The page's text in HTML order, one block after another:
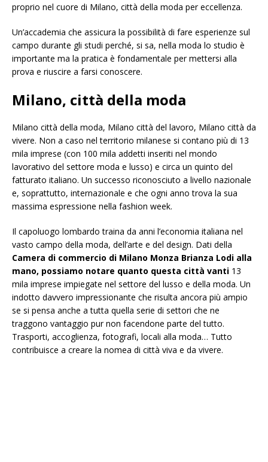
proprio nel cuore di Milano, città della moda per eccellenza.
Un’accademia che assicura la possibilità di fare esperienze sul
campo durante gli studi perché, si sa, nella moda lo studio è
importante ma la pratica è fondamentale per mettersi alla
prova e riuscire a farsi conoscere.
Milano, città della moda
Milano città della moda, Milano città del lavoro, Milano città da
vivere. Non a caso nel territorio milanese si contano più di 13
mila imprese (con 100 mila addetti inseriti nel mondo
lavorativo del settore moda e lusso) e circa un quinto del
fatturato italiano. Un successo riconosciuto a livello nazionale
e, soprattutto, internazionale e che ogni anno trova la sua
massima espressione nella fashion week.
Il capoluogo lombardo traina da anni l’economia italiana nel
vasto campo della moda, dell’arte e del design. Dati della
Camera di commercio di Milano Monza Brianza Lodi alla
mano, possiamo notare quanto questa città vanti 13
mila imprese impiegate nel settore del lusso e della moda. Un
indotto davvero impressionante che risulta ancora più ampio
se si pensa anche a tutta quella serie di settori che ne
traggono vantaggio pur non facendone parte del tutto.
Trasporti, accoglienza, fotografi, locali alla moda… Tutto
contribuisce a creare la nomea di città viva e da vivere.